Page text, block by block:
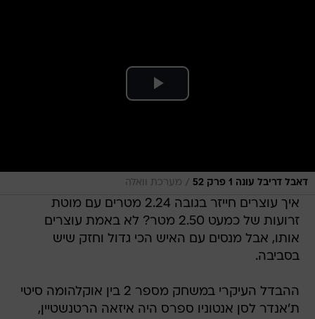
דאבל דריבל עונה 1 פרק 52 / מערכת וואלה
איך עוצרים חייזר בגובה 2.24 מטרים עם מוטת
זרועות של כמעט 2.50 מטר? לא באמת עוצרים
אותו, אבל מנסים עם האיש הכי גדול וחזק שיש
בסביבה.
ההבדל העיקרי במשחק מספר 2 בין אוקלהומה סיטי
ת'אנדר לסן אנטוניו ספרס היה איזאה הרטנשטיין,